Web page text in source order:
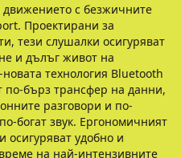
движението с безжичните
Проектирани за
тези слушалки осигуряват
и дълъг живот на
технология Bluetooth
по-бърз трансфер на данни,
разговори и по-
богат звук. Ергономичният
удобно и
на най-интензивните